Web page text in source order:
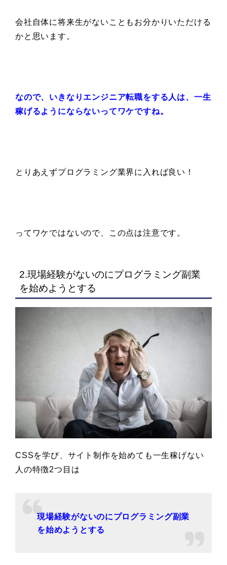
会社自体に将来生がないことも お分かりいただける
かと思います。
なので、 いきなりエンジニア転職をする人は、 一生
稼げるようにならないってワケですね。
とりあえずプログラミング業界に入れば良い！
ってワケではないので、この点は注意です。
2.現場経験がないのにプログラミング副業
を始めようとする
CSSを学び、サイト制作を始めても一生稼げない
人の特徴2つ目は
現場経験がないのにプログラミング副業
を始めようとする